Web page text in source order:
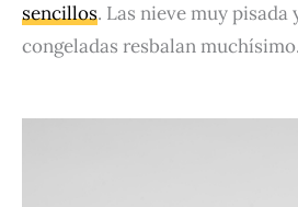
sencillos. Las nieve muy pisada
congeladas resbalan muchísimo.